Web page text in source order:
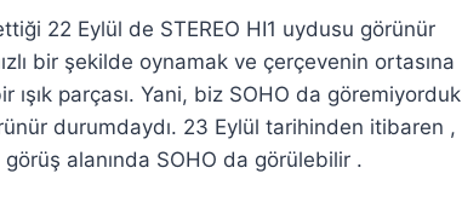
22 Eylül de STEREO HI1 uydusu görünür
bir şekilde oynamak ve çerçevenin ortasına
ışık parçası. Yani, biz SOHO da göremiyorduk
durumdaydı. 23 Eylül tarihinden itibaren ,
alanında SOHO da görülebilir .